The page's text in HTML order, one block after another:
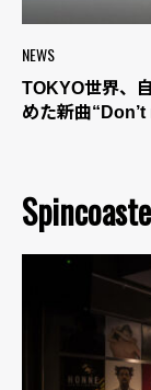
NEWS
TOKYO世界、
めた新曲